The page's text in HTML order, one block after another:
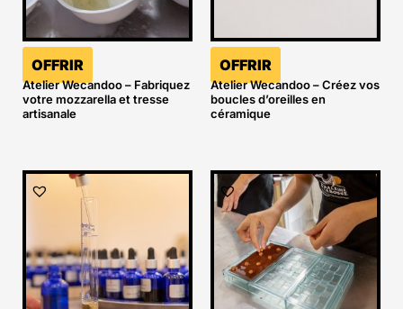
OFFRIR
Atelier Wecandoo – Fabriquez
votre mozzarella et tresse
artisanale
OFFRIR
Atelier Wecandoo – Créez vos
boucles d’oreilles en
céramique